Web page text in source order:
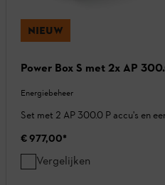
NIEUW
Power Box S met 2x AP
Energiebeheer
Set met 2 AP 300.0 P accu's en
€ 977,00*
Vergelijken